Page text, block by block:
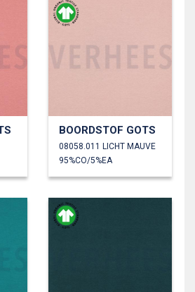
BOORDSTOF GOTS
08058.011 LICHT MAUVE
95%CO/5%EA